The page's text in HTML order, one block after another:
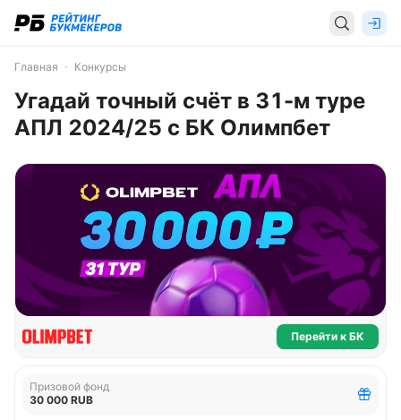
Главная Конкурсы
Угадай точный счёт в 31-м туре
АПЛ 2024/25 с БК Олимпбет
Перейти к БК
Призовой фонд
30 000 RUB